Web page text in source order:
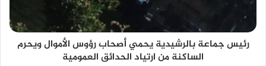
رئيس جماعة بالرشيدية يحمي أصحاب رؤوس الأموال ويحرم
الساكنة من ارتياد الحدائق العمومية